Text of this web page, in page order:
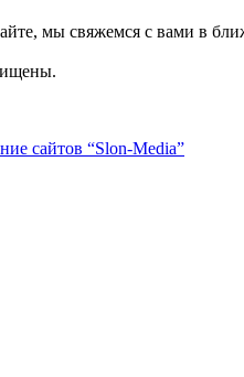
мы свяжемся с вами в
сайтов “Slon-Media”